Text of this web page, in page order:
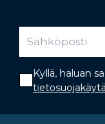
Kyllä, haluan